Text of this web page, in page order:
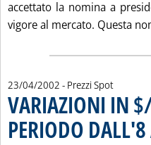
accettato la nomina a
vigore al mercato. Questa
23/04/2002 - Prezzi Spot
VARIAZIONI IN
PERIODO